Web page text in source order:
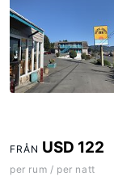
FRÅN USD 122
per rum / per natt